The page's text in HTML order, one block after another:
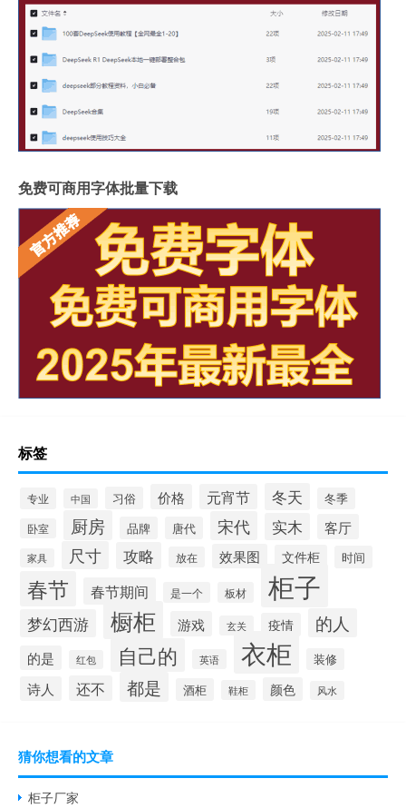
免费可商用字体批量下载
标签
专业 中国 习俗 价格 元宵节 冬天 冬季
卧室 厨房 品牌 唐代 宋代 实木 客厅
家具 尺寸 攻略 放在 效果图 文件柜 时间
春节 春节期间 是一个 板材 柜子
梦幻西游 橱柜 游戏 玄关 疫情 的人
的是 红包 自己的 英语 衣柜 装修
诗人 还不 都是 酒柜 鞋柜 颜色 风水
猜你想看的文章
柜子厂家